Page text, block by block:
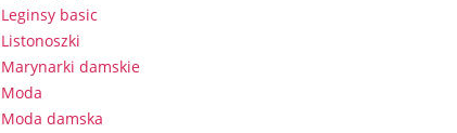
Leginsy basic
Listonoszki
Marynarki damskie
Moda
Moda damska